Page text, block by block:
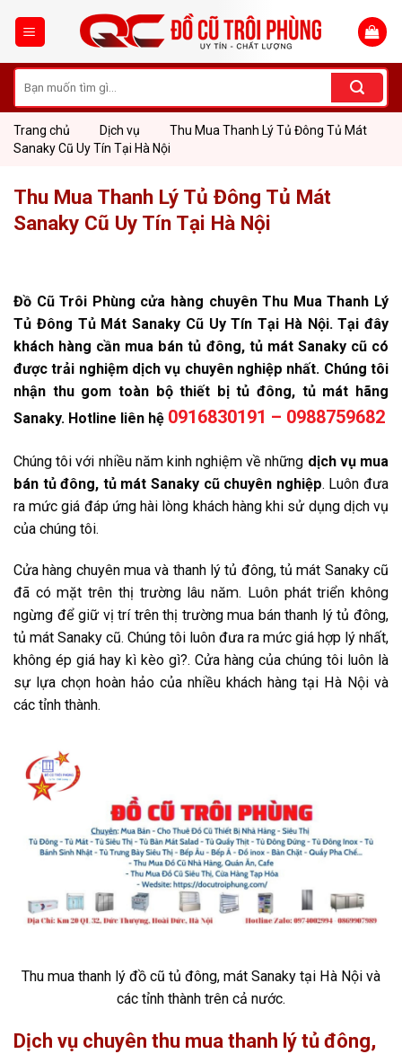
kiếm:
Trang chủ Dịch vụ
Thu Mua Thanh Lý Tủ Đông Tủ Mát
Sanaky Cũ Uy Tín Tại Hà Nội
Thu Mua Thanh Lý Tủ Đông Tủ Mát
Sanaky Cũ Uy Tín Tại Hà Nội
Đồ Cũ Trôi Phùng cửa hàng chuyên Thu Mua Thanh Lý
Tủ Đông Tủ Mát Sanaky Cũ Uy Tín Tại Hà Nội. Tại đây
khách hàng cần mua bán tủ đông, tủ mát Sanaky cũ có
được trải nghiệm dịch vụ chuyên nghiệp nhất. Chúng tôi
nhận thu gom toàn bộ thiết bị tủ đông, tủ mát hãng
Sanaky. Hotline liên hệ 0916830191 – 0988759682
Chúng tôi với nhiều năm kinh nghiệm về những dịch vụ mua
bán tủ đông, tủ mát Sanaky cũ chuyên nghiệp. Luôn đưa
ra mức giá đáp ứng hài lòng khách hàng khi sử dụng dịch vụ
của chúng tôi.
Cửa hàng chuyên mua và thanh lý tủ đông, tủ mát Sanaky cũ
đã có mặt trên thị trường lâu năm. Luôn phát triển không
ngừng để giữ vị trí trên thị trường mua bán thanh lý tủ đông,
tủ mát Sanaky cũ. Chúng tôi luôn đưa ra mức giá hợp lý nhất,
không ép giá hay kì kèo gì?. Cửa hàng của chúng tôi luôn là
sự lựa chọn hoàn hảo của nhiều khách hàng tại Hà Nội và
các tỉnh thành.
Thu mua thanh lý đồ cũ tủ đông, mát Sanaky tại Hà Nội và
các tỉnh thành trên cả nước.
Dịch vụ chuyên thu mua thanh lý tủ đông,